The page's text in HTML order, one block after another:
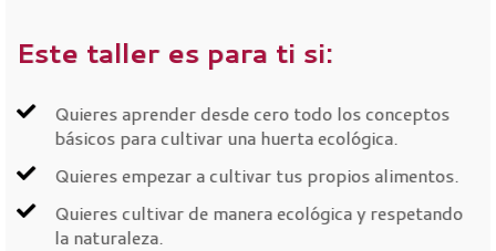
Este taller es para ti si:
Quieres aprender desde cero todo los conceptos
básicos para cultivar una huerta ecológica.
Quieres empezar a cultivar tus propios alimentos.
Quieres cultivar de manera ecológica y respetando
la naturaleza.